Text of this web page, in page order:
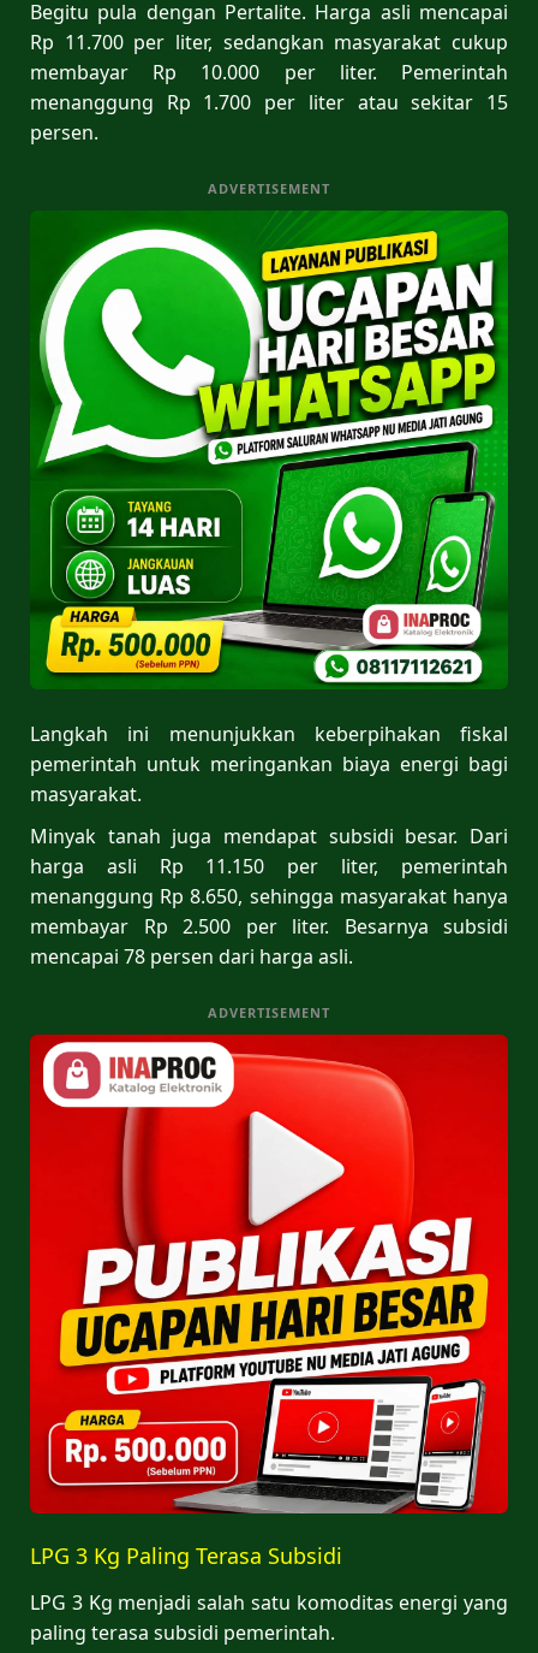
Begitu pula dengan Pertalite. Harga asli mencapai
Rp 11.700 per liter, sedangkan masyarakat cukup
membayar Rp 10.000 per liter. Pemerintah
menanggung Rp 1.700 per liter atau sekitar 15
persen.
ADVERTISEMENT
Langkah ini menunjukkan keberpihakan fiskal
pemerintah untuk meringankan biaya energi bagi
masyarakat.
Minyak tanah juga mendapat subsidi besar. Dari
harga asli Rp 11.150 per liter, pemerintah
menanggung Rp 8.650, sehingga masyarakat hanya
membayar Rp 2.500 per liter. Besarnya subsidi
mencapai 78 persen dari harga asli.
ADVERTISEMENT
LPG 3 Kg Paling Terasa Subsidi
LPG 3 Kg menjadi salah satu komoditas energi yang
paling terasa subsidi pemerintah.